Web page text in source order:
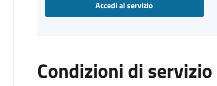
Accedi al servizio
Condizioni di servizio